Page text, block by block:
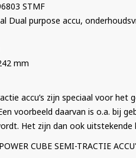
STMF
Dual purpose accu,
mm
accu’s zijn speciaal voor het
voorbeeld daarvan is o.a. bij
Het zijn dan ook
CUBE SEMI-TRACTIE